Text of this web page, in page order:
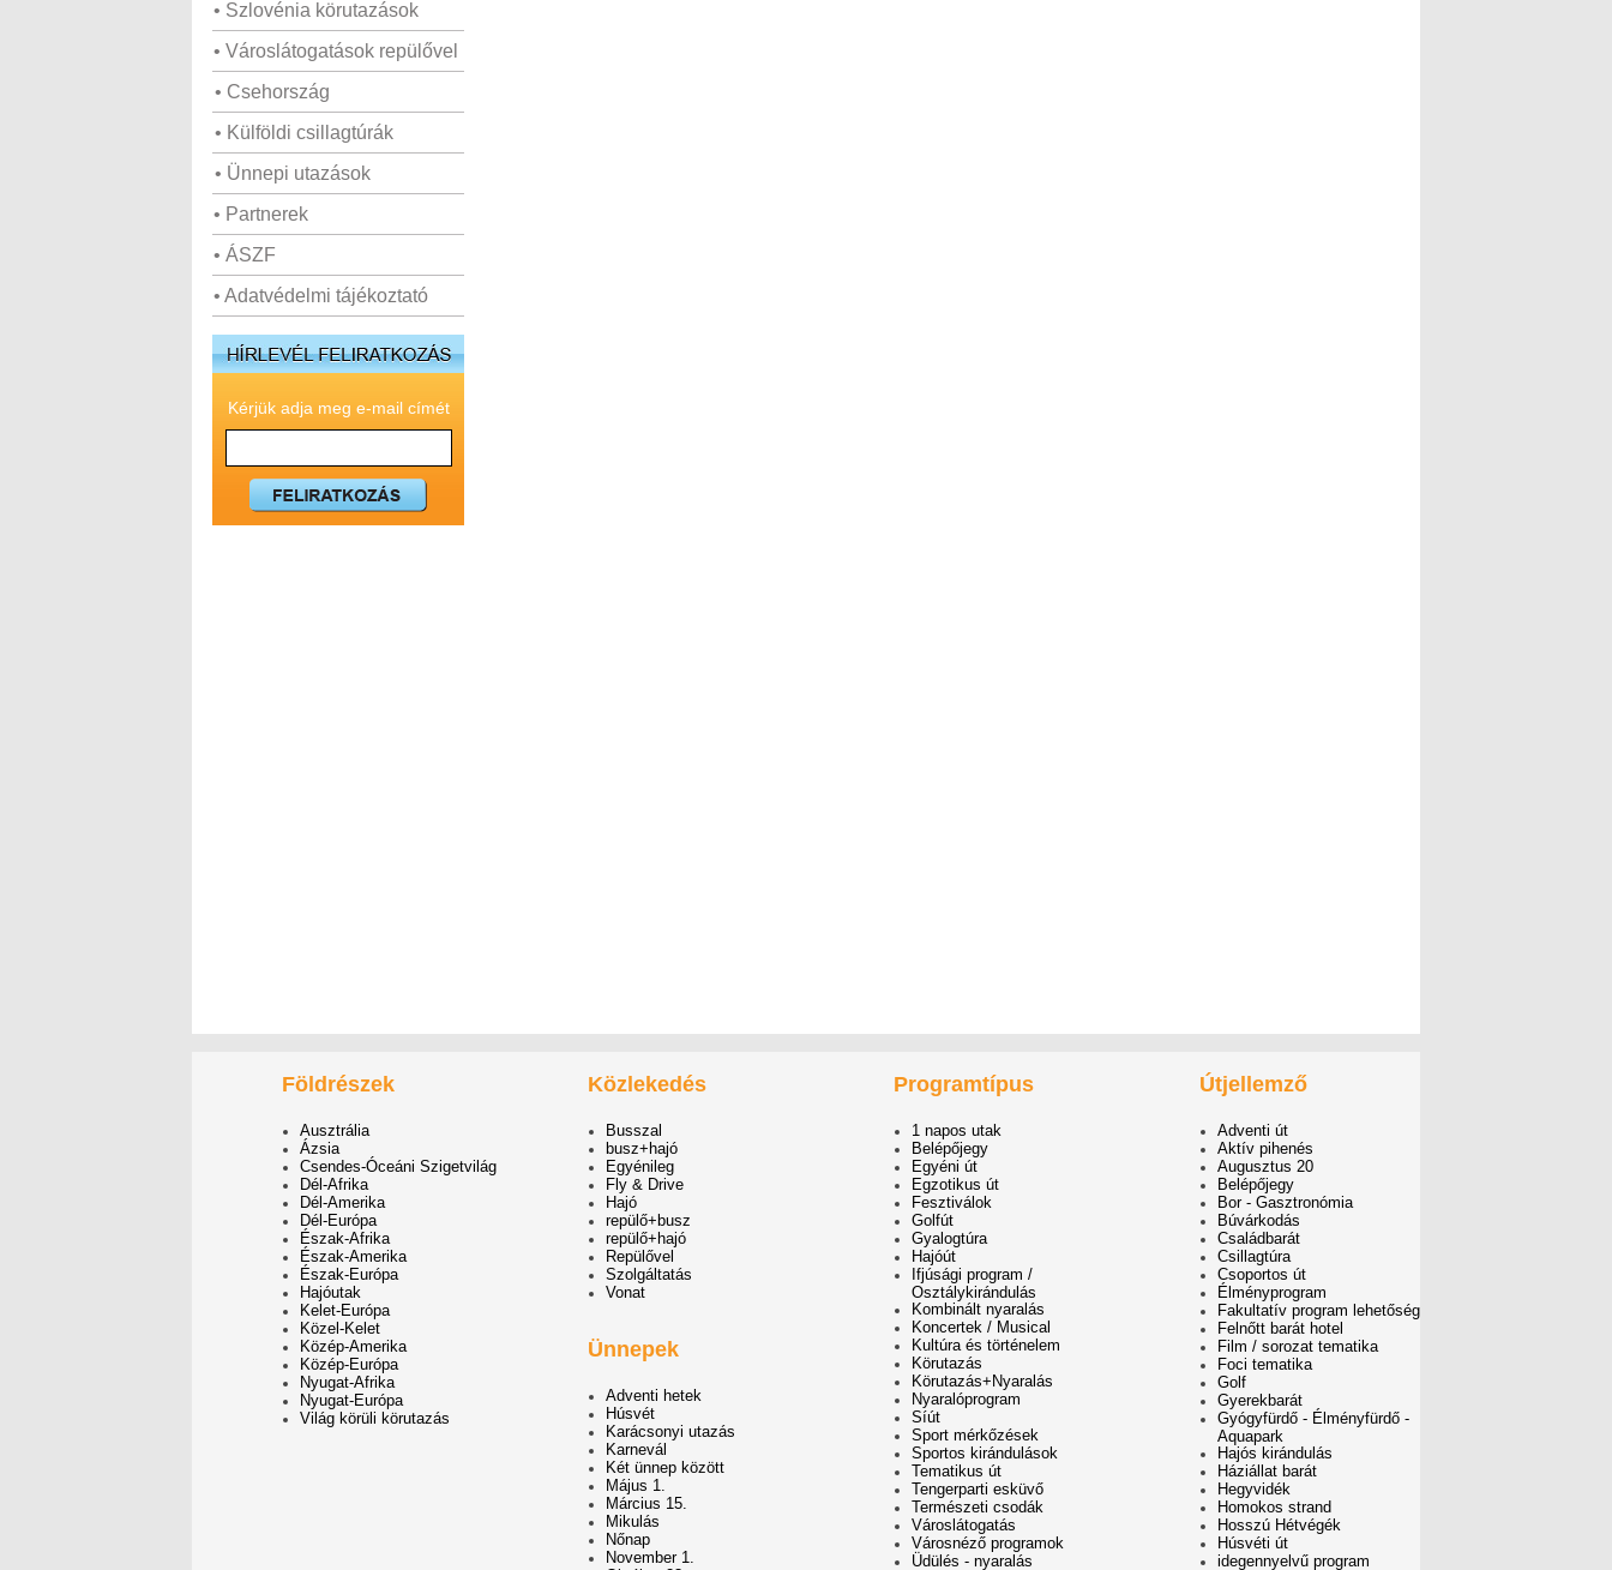
• Szlovénia körutazások
• Városlátogatások repülővel
• Csehország
• Külföldi csillagtúrák
• Ünnepi utazások
• Partnerek
• ÁSZF
• Adatvédelmi tájékoztató
Kérjük adja meg e-mail címét
Földrészek
Ausztrália
Ázsia
Csendes-Óceáni Szigetvilág
Dél-Afrika
Dél-Amerika
Dél-Európa
Észak-Afrika
Észak-Amerika
Észak-Európa
Hajóutak
Kelet-Európa
Közel-Kelet
Közép-Amerika
Közép-Európa
Nyugat-Afrika
Nyugat-Európa
Világ körüli körutazás
Közlekedés
Busszal
busz+hajó
Egyénileg
Fly & Drive
Hajó
repülő+busz
repülő+hajó
Repülővel
Szolgáltatás
Vonat
Ünnepek
Adventi hetek
Húsvét
Karácsonyi utazás
Karnevál
Két ünnep között
Május 1.
Március 15.
Mikulás
Nőnap
November 1.
Programtípus
1 napos utak
Belépőjegy
Egyéni út
Egzotikus út
Fesztiválok
Golfút
Gyalogtúra
Hajóút
Ifjúsági program /
Osztálykirándulás
Kombinált nyaralás
Koncertek / Musical
Kultúra és történelem
Körutazás
Körutazás+Nyaralás
Nyaralóprogram
Síút
Sport mérkőzések
Sportos kirándulások
Tematikus út
Tengerparti esküvő
Természeti csodák
Városlátogatás
Városnéző programok
Üdülés - nyaralás
Útjellemző
Adventi út
Aktív pihenés
Augusztus 20
Belépőjegy
Bor - Gasztronómia
Búvárkodás
Családbarát
Csillagtúra
Csoportos út
Élményprogram
Fakultatív program lehetőség
Felnőtt barát hotel
Film / sorozat tematika
Foci tematika
Golf
Gyerekbarát
Gyógyfürdő - Élményfürdő -
Aquapark
Hajós kirándulás
Háziállat barát
Hegyvidék
Homokos strand
Hosszú Hétvégék
Húsvéti út
idegennyelvű program